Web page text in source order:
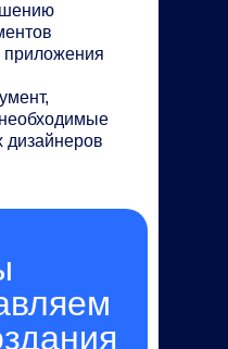
дизайнеров